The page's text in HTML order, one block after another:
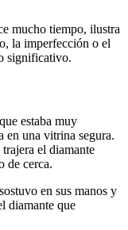
mucho tiempo, ilustra
la imperfección o el
significativo.
estaba muy
en una vitrina segura.
el diamante
de cerca.
en sus manos y
diamante que